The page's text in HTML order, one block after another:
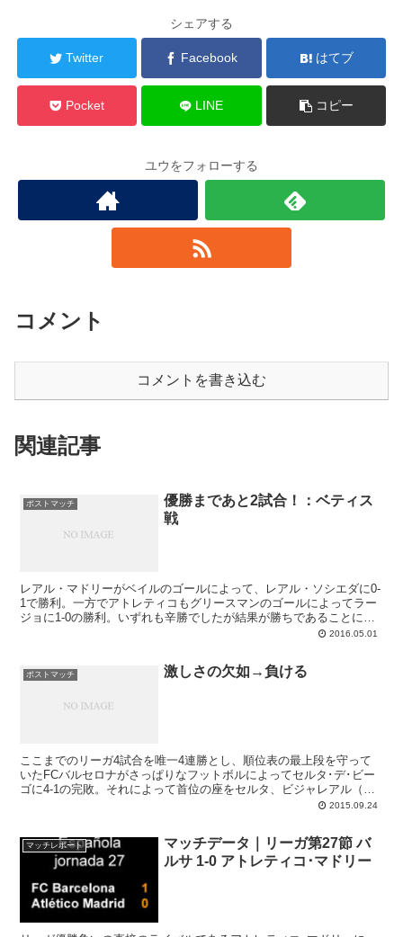
シェアする
Twitter Facebook はてブ
Pocket LINE コピー
ユウをフォローする
コメント
コメントを書き込む
関連記事
ポストマッチ
優勝まであと2試合！：ベティス
戦
レアル・マドリーがベイルのゴールによって、レアル・ソシエダに0-
1で勝利。一方でアトレティコもグリースマンのゴールによってラー
ジョに1-0の勝利。いずれも辛勝でしたが結果が勝ちであることには
変わりなく、3チームで最後の出番となり、暫定3位でベティス戦の
勝利が絶対条件でした。競争者としてのメンタリティが試される状況
です。そしてルーチョチームはそのプレッシャーに屈することなく、
がマドリー人アダンのエラーからというのも、なにやら幸運でありま
2016.05.01
ポストマッチ 激しさの欠如→負ける
ここまでのリーガ4試合を唯一4連勝とし、順位表の最上段を守って
いたFCバルセロナがさっぱりなフットボルによってセルタ･デ･ビー
ゴに4-1の完敗。それによって首位の座をセルタ、ビジャレアル（と
マドリー）に譲り渡すこととなりました。敗因は審判のジャッジ云々
なりません。まずは守備のあり方を根本的に見直し、昨シーズンのチ
ーム一丸となったプレーを取り戻さなければならない。それがなけれ
2015.09.24
マッチレポート
マッチデータ｜リーガ第27節 バ
ルサ 1-0 アトレティコ･マドリー